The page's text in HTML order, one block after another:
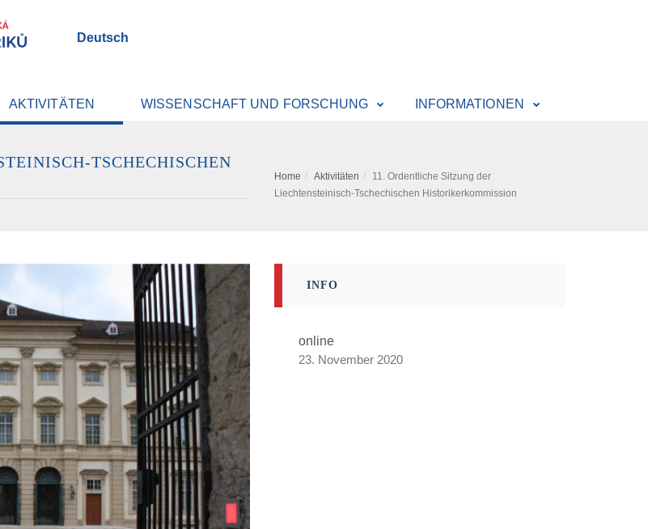
AKTIVITÄTEN WISSENSCHAFT UND FORSCHUNG INFORMATIONEN
Deutsch
TSCHECHISCHEN
Home Aktivitäten
11. Ordentliche Sitzung der
Liechtensteinisch-Tschechischen Historikerkommission
INFO
online
23. November 2020